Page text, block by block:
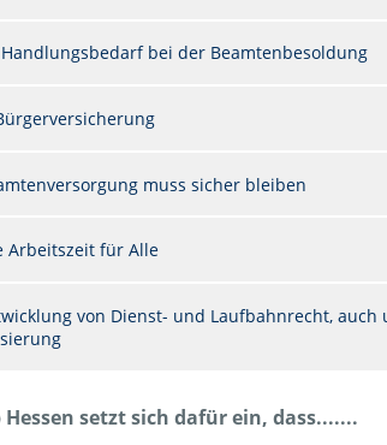
bei der Beamtenbesoldung
muss sicher bleiben
Arbeitszeit für Alle
von Dienst- und Laufbahnrecht, auch
Hessen setzt sich dafür ein, dass.......